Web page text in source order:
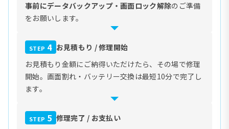
事前にデータバックアップ・画面ロック解除のご準備
をお願いします。
STEP 4 お見積もり / 修理開始
お見積もり金額にご納得いただけたら、その場で修理
開始。画面割れ・バッテリー交換は最短10分で完了し
ます。
STEP 5 修理完了 / お支払い